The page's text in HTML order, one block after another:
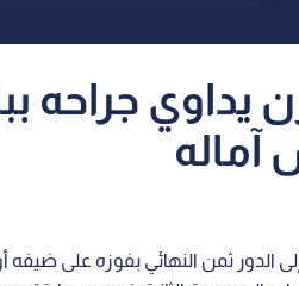
يداوي جراحه
آماله
الدور ثمن النهائي بفوزه على ضيفه